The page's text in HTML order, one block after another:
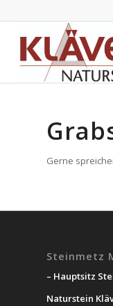
Gerne
Steinmetz
– Hauptsitz
Naturstein